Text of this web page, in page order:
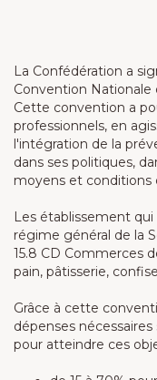
La Confédération a
Convention Nationale
Cette convention a
professionnels, en
l'intégration de la
dans ses politiques,
moyens et conditions
Les établissement
régime général de la
15.8 CD Commerces
pain, pâtisserie,
Grâce à cette
dépenses
pour atteindre ces